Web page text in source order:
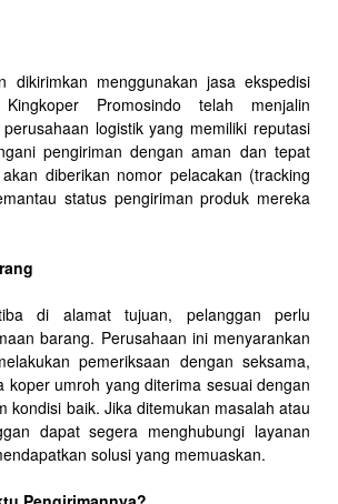
dikirimkan menggunakan jasa ekspedisi
Promosindo telah menjalin
logistik yang memiliki reputasi
pengiriman dengan aman dan tepat
diberikan nomor pelacakan (tracking
status pengiriman produk mereka
di alamat tujuan, pelanggan perlu
barang. Perusahaan ini menyarankan
pemeriksaan dengan seksama,
koper umroh yang diterima sesuai dengan
kondisi baik. Jika ditemukan masalah atau
dapat segera menghubungi layanan
solusi yang memuaskan.